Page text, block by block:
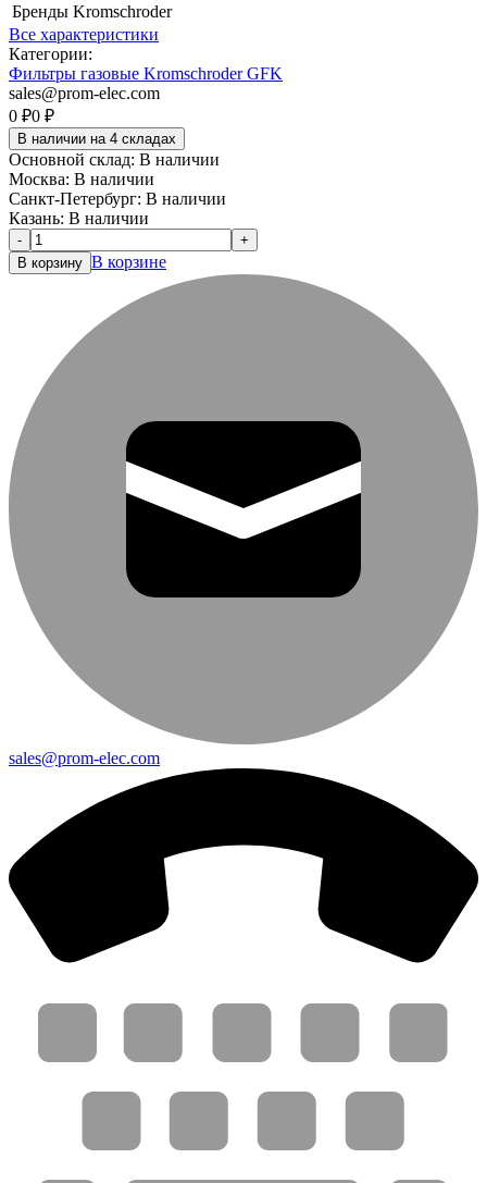
Бренды Kromschroder
Все характеристики
Категории:
Фильтры газовые Kromschroder GFK
sales@prom-elec.com
0 ₽0 ₽
В наличии на 4 складах
Основной склад: В наличии
Москва: В наличии
Санкт-Петербург: В наличии
Казань: В наличии
-
+
В корзину В корзине
sales@prom-elec.com